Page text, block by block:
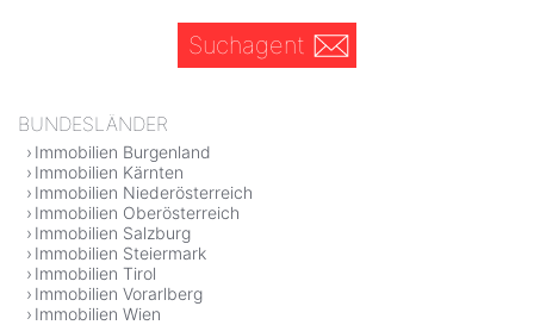
Suchagent
BUNDESLÄNDER
Immobilien Burgenland
Immobilien Kärnten
Immobilien Niederösterreich
Immobilien Oberösterreich
Immobilien Salzburg
Immobilien Steiermark
Immobilien Tirol
Immobilien Vorarlberg
Immobilien Wien